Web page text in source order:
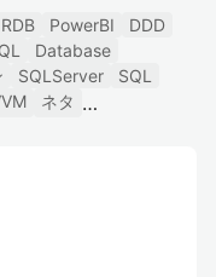
RDB PowerBI
DDD
Database
SQLServer
SQL
ネタ